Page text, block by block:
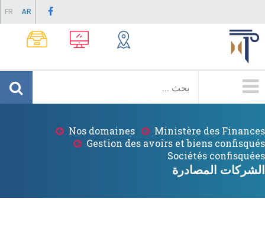
content
FR AR
Principale
Breadcrumb
Ministère des Finances
Nos domaines
Gestion des avoirs et biens confisqués
Sociétés confisquées
الشركات المصادرة